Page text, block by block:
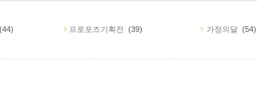
(44) 프로포즈기획전 (39) 가정의달(54)